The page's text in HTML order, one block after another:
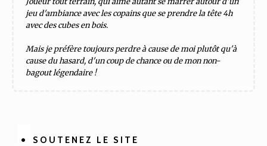
jeu d'ambiance avec les copains que se prendre la tête 4h
avec des cubes en bois.
Mais je préfère toujours perdre à cause de moi plutôt qu'à
cause du hasard, d'un coup de chance ou de mon non-
bagout légendaire !
SOUTENEZ LE SITE